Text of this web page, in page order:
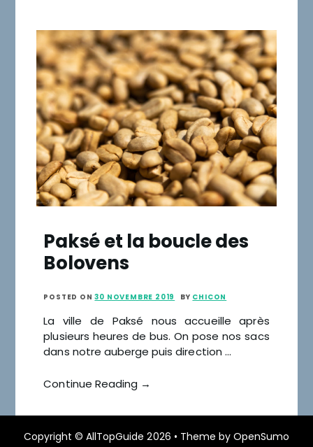
Paksé et la boucle des
Bolovens
POSTED ON30 NOVEMBRE 2019 BY CHICON
La ville de Paksé nous accueille après
plusieurs heures de bus. On pose nos sacs
dans notre auberge puis direction …
Continue Reading →
Copyright © AllTopGuide 2026 • Theme byOpenSumo